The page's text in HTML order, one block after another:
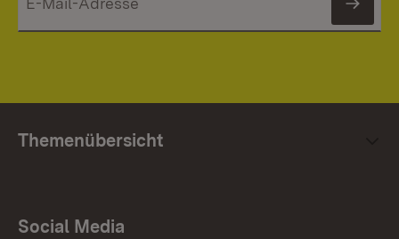
Themenübersicht
Social Media